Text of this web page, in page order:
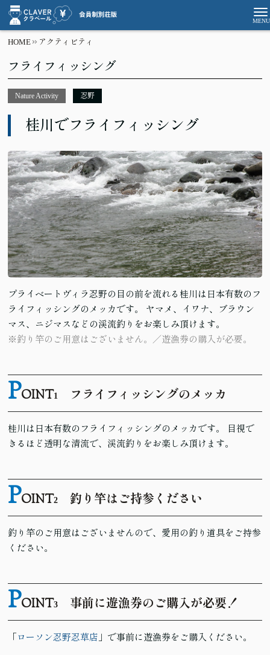
HOME アクティビティ
フライフィッシング
Nature Activity 忍野
桂川でフライフィッシング
プライベートヴィラ忍野の目の前を流れる桂川は日本有数のフ
ライフィッシングのメッカです。 ヤマメ、イワナ、ブラウン
マス、ニジマスなどの渓流釣りをお楽しみ頂けます。
※釣り竿のご用意はございません。／遊漁券の購入が必要。
POINT1 フライフィッシングのメッカ
桂川は日本有数のフライフィッシングのメッカです。 目視で
きるほど透明な清流で、渓流釣りをお楽しみ頂けます。
POINT2 釣り竿はご持参ください
釣り竿のご用意はございませんので、愛用の釣り道具をご持参
ください。
POINT3 事前に遊漁券のご購入が必要！
ローソン忍野忍草店 」で事前に遊漁券をご購入ください。